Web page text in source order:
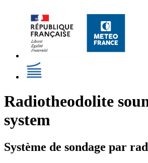
Radiotheodolite
system
Système de sondage par